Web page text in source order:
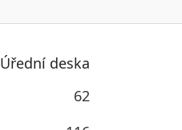
Úřední deska
62